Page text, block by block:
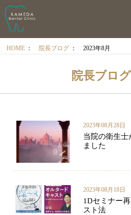
HOME ： 院長ブログ ： 2023年8月
院長ブロ
2023年08月28日
当院の衛生士
ました
2023年08月18日
1Dセミナー
スト法